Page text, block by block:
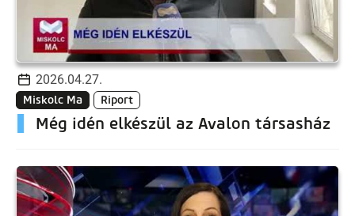
2026.04.27.
Miskolc Ma Riport
Még idén elkészül az Avalon társasház